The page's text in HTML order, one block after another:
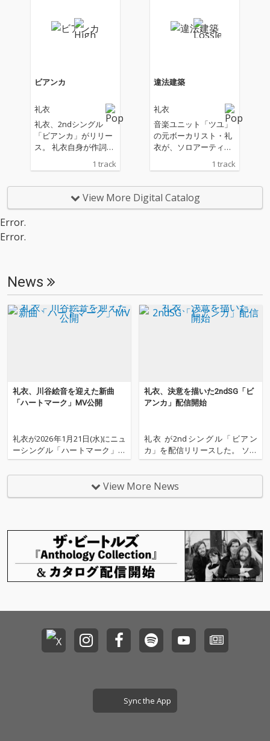
絵音をゲストアーティ
ストに迎え、これまで
ビアンカ
礼衣
礼衣、2ndシングル
「ビアンカ」がリリー
ス。 礼衣自身が作詞作
や迷いを抱えながらも
さ”をテーマに、透明感
のある旋律と繊細な歌
1 track
違法建築
礼衣
音楽ユニット「ツユ」
の元ボーカリスト・礼
衣が、ソロアーティス
トとしての1stデジタル
シングル「違法建築」
曲は、トップラインを
礼衣が作詞・作曲し、
1 track
View More Digital Catalog
Error.
Error.
News
礼衣、川谷絵音を迎えた新曲
「ハートマーク」MV公開
礼衣が2026年1月21日(水)にニュ
ーシングル「ハートマーク」を
リリースし、併せてミュージッ
クビデオを公開した。 本作は前
作に続き、礼衣自身が作詞・作
曲を手がけたオリジナル楽曲。
これまでの作品とは
礼衣、決意を描いた2ndSG「ビ
アンカ」配信開始
礼衣 が2ndシングル「ビアン
カ」を配信リリースした。 ソロ
として2作目の「ビアンカ」
は、前作に続いて礼衣自身が作
詞・作曲を担当。過去の痛みや
迷いを抱えながらも前に進もう
声が静かな決意を描き出す一
View More News
Sync the App